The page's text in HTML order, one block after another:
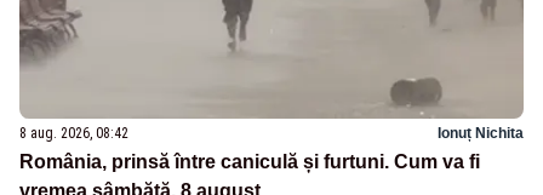
8 aug. 2026, 08:42 Ionuț Nichita
România, prinsă între caniculă și furtuni. Cum va fi